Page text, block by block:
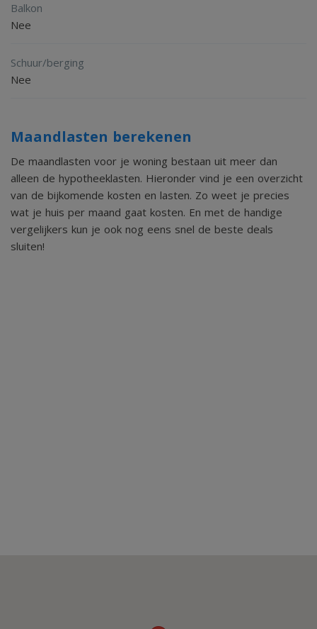
Balkon
Nee
Schuur/berging
Nee
Maandlasten berekenen
De maandlasten voor je woning bestaan uit meer dan
alleen de hypotheeklasten. Hieronder vind je een overzicht
van de bijkomende kosten en lasten. Zo weet je precies
wat je huis per maand gaat kosten. En met de handige
vergelijkers kun je ook nog eens snel de beste deals
sluiten!